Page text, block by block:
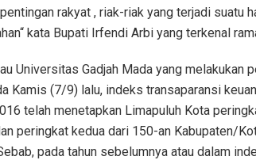
rakyat , riak-riak yang terjadi suatu
kata Bupati Irfendi Arbi yang terkenal
Universitas Gadjah Mada yang melakukan
Kamis (7/9) lalu, indeks transaparansi
telah menetapkan Limapuluh Kota
peringkat kedua dari 150-an Kabupaten/
pada tahun sebelumnya atau dalam